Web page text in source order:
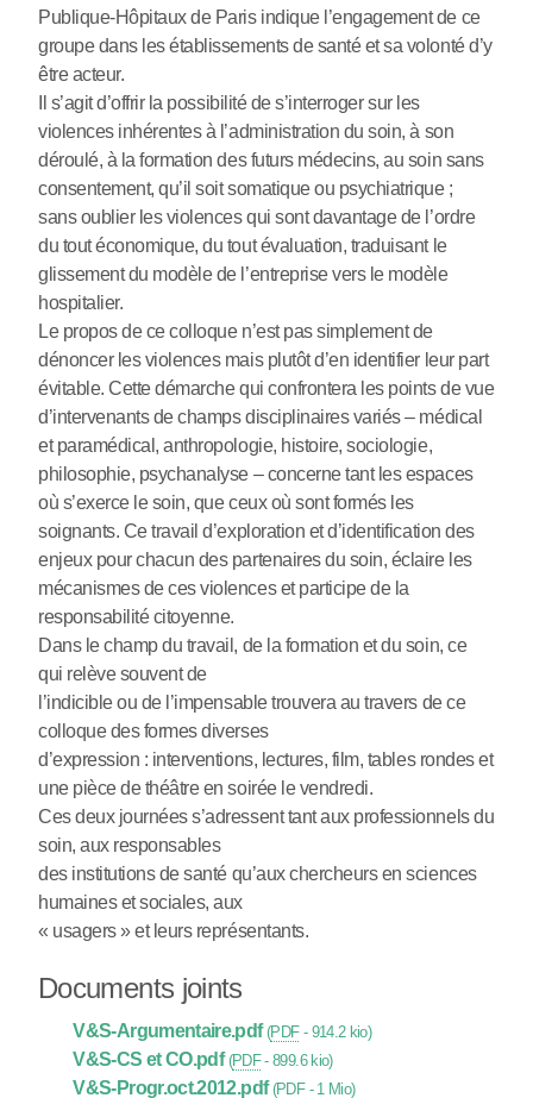
Publique-Hôpitaux de Paris indique l’engagement de ce
groupe dans les établissements de santé et sa volonté d’y
être acteur.
Il s’agit d’offrir la possibilité de s’interroger sur les
violences inhérentes à l’administration du soin, à son
déroulé, à la formation des futurs médecins, au soin sans
consentement, qu’il soit somatique ou psychiatrique ;
sans oublier les violences qui sont davantage de l’ordre
du tout économique, du tout évaluation, traduisant le
glissement du modèle de l’entreprise vers le modèle
hospitalier.
Le propos de ce colloque n’est pas simplement de
dénoncer les violences mais plutôt d’en identifier leur part
évitable. Cette démarche qui confrontera les points de vue
d’intervenants de champs disciplinaires variés – médical
et paramédical, anthropologie, histoire, sociologie,
philosophie, psychanalyse – concerne tant les espaces
où s’exerce le soin, que ceux où sont formés les
soignants. Ce travail d’exploration et d’identification des
enjeux pour chacun des partenaires du soin, éclaire les
mécanismes de ces violences et participe de la
responsabilité citoyenne.
Dans le champ du travail, de la formation et du soin, ce
qui relève souvent de
l’indicible ou de l’impensable trouvera au travers de ce
colloque des formes diverses
d’expression : interventions, lectures, film, tables rondes et
une pièce de théâtre en soirée le vendredi.
Ces deux journées s’adressent tant aux professionnels du
soin, aux responsables
des institutions de santé qu’aux chercheurs en sciences
humaines et sociales, aux
« usagers » et leurs représentants.
Documents joints
V&S-Argumentaire.pdf (PDF- 914.2 kio)
V&S-CS et CO.pdf (PDF-899.6 kio)
V&S-Progr.oct.2012.pdf (PDF- 1 Mio)